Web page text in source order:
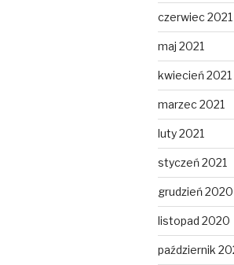
czerwiec 2021
maj 2021
kwiecień 2021
marzec 2021
luty 2021
styczeń 2021
grudzień 2020
listopad 2020
październik